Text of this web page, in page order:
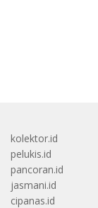
kolektor.id
pelukis.id
pancoran.id
jasmani.id
cipanas.id